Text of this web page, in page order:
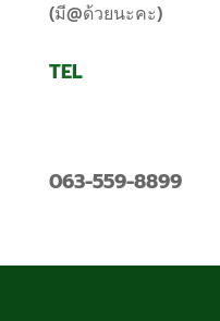
(มี@ด้วยนะคะ)
TEL
063-559-8899